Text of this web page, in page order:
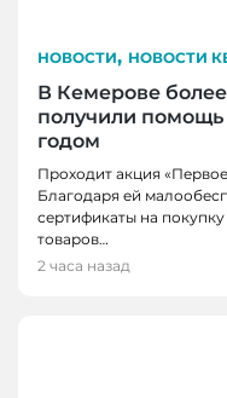
НОВОСТИ, НОВОСТИ
В Кемерове
получили
годом
Проходит акция
Благодаря ей
сертификаты на
товаров…
2 часа назад